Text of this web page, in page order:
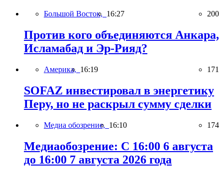
Большой Восток, 16:27 200
Против кого объединяются Анкара,
Исламабад и Эр-Рияд?
Америка, 16:19 171
SOFAZ инвестировал в энергетику
Перу, но не раскрыл сумму сделки
Медиа обозрение, 16:10 174
Медиаобозрение: С 16:00 6 августа
до 16:00 7 августа 2026 года